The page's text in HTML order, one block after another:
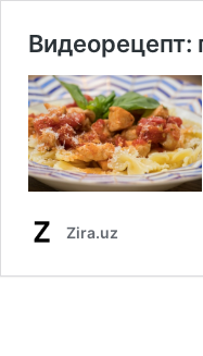
Видеорецепт:
Zira.uz